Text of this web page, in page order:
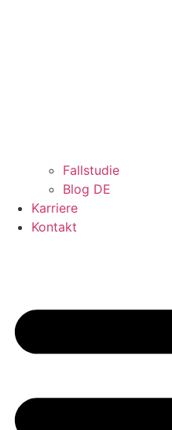
Fallstudie
Blog DE
Karriere
Kontakt